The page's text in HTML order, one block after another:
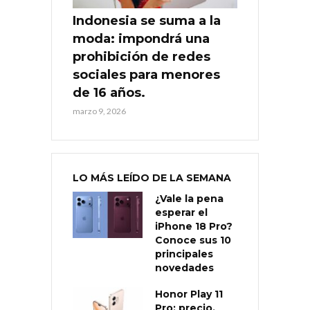
Indonesia se suma a la
moda: impondrá una
prohibición de redes
sociales para menores
de 16 años.
marzo 9, 2026
LO MÁS LEÍDO DE LA SEMANA
¿Vale la pena
esperar el
iPhone 18 Pro?
Conoce sus 10
principales
novedades
Honor Play 11